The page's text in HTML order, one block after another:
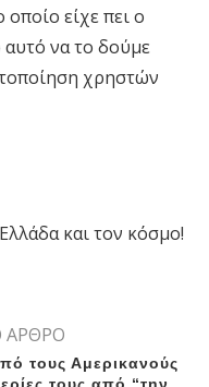
οποίο είχε πει ο
να το δούμε
χρηστών
και τον κόσμο!
τους Αμερικανούς
τους από “την